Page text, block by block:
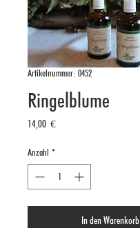
Artikelnummer: 0452
Ringelblume
14,00 €Preis
Anzahl *
In den Warenkorb